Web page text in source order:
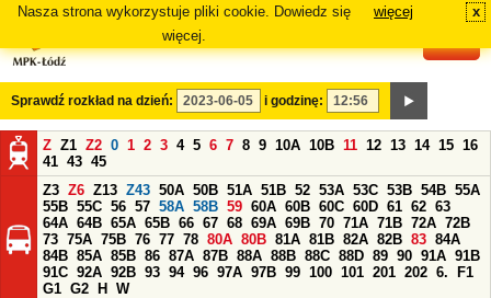
Nasza strona wykorzystuje pliki cookie. Dowiedz się
więcej.
więcej x
Sprawdź rozkład na dzień: i godzinę:
Z Z1 Z2 0 1 2 3 4 5 6 7 8 9 10A 10B 11 12 13 14 15 16
41 43 45
Z3 Z6 Z13 Z43 50A 50B 51A 51B 52 53A 53C 53B 54B 55A
55B 55C 56 57 58A 58B 59 60A 60B 60C 60D 61 62 63
64A 64B 65A 65B 66 67 68 69A 69B 70 71A 71B 72A 72B
73 75A 75B 76 77 78 80A 80B 81A 81B 82A 82B 83 84A
84B 85A 85B 86 87A 87B 88A 88B 88C 88D 89 90 91A 91B
91C 92A 92B 93 94 96 97A 97B 99 100 101 201 202 6.
F1
G1 G2 H
W